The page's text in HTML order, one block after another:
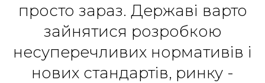
просто зараз. Державі варто
зайнятися розробкою
несуперечливих нормативів і
нових стандартів, ринку -